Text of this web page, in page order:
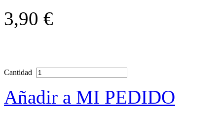
3,90 €
Cantidad
Añadir a MI PEDIDO